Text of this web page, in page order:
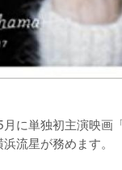
に単独初主演映画
流星が務めます。